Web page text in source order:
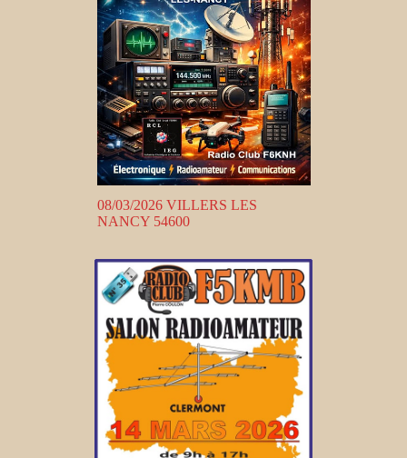
08/03/2026 VILLERS LES
NANCY 54600